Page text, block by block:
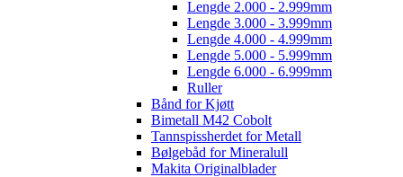
Lengde 2.000 - 2.999mm
Lengde 3.000 - 3.999mm
Lengde 4.000 - 4.999mm
Lengde 5.000 - 5.999mm
Lengde 6.000 - 6.999mm
Ruller
Bånd for Kjøtt
Bimetall M42 Cobolt
Tannspissherdet for Metall
Bølgebåd for Mineralull
Makita Originalblader